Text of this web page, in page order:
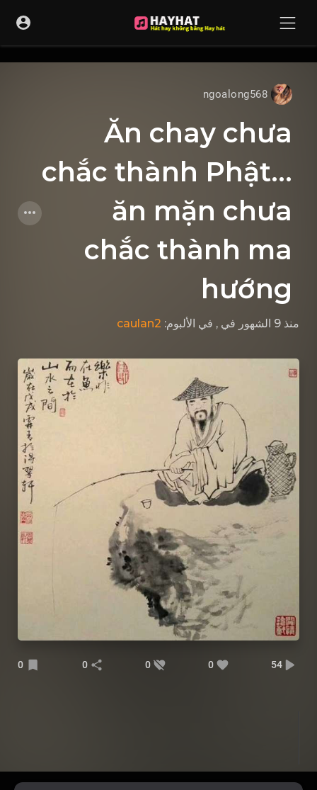
ngoalong568
Ăn chay chưa
chắc thành Phật…
ăn mặn chưa
chắc thành ma
hướng
منذ 9 الشهور في , في الألبوم: caulan2
54
0
0
0
0